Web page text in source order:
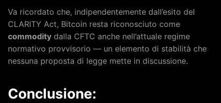
Va ricordato che, indipendentemente dall’esito del
CLARITY Act, Bitcoin resta riconosciuto come
commodity dalla CFTC anche nell’attuale regime
normativo provvisorio — un elemento di stabilità che
nessuna proposta di legge mette in discussione.
Conclusione: